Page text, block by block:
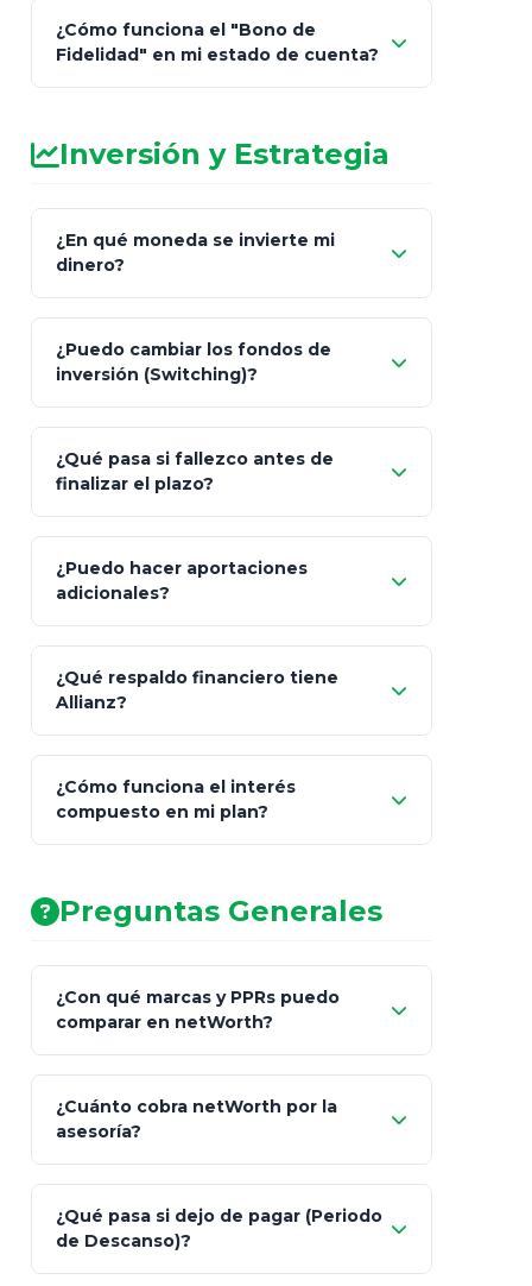
¿Cómo funciona el "Bono de
Fidelidad" en mi estado de cuenta?
Inversión y Estrategia
¿En qué moneda se invierte mi
dinero?
inflación), Dólares o Euros
¿Puedo cambiar los fondos de
inversión (Switching)?
"Switching" (cambio de fondos)
¿Qué pasa si fallezco antes de
finalizar el plazo?
100% a tus
beneficiarios designados
¿Puedo hacer aportaciones
adicionales?
¿Qué respaldo financiero tiene
Allianz?
AA (Muy Fuerte)
¿Cómo funciona el interés
compuesto en mi plan?
Preguntas Generales
¿Con qué marcas y PPRs puedo
comparar en netWorth?
¿Cuánto cobra netWorth por la
asesoría?
¿Qué pasa si dejo de pagar (Periodo
de Descanso)?